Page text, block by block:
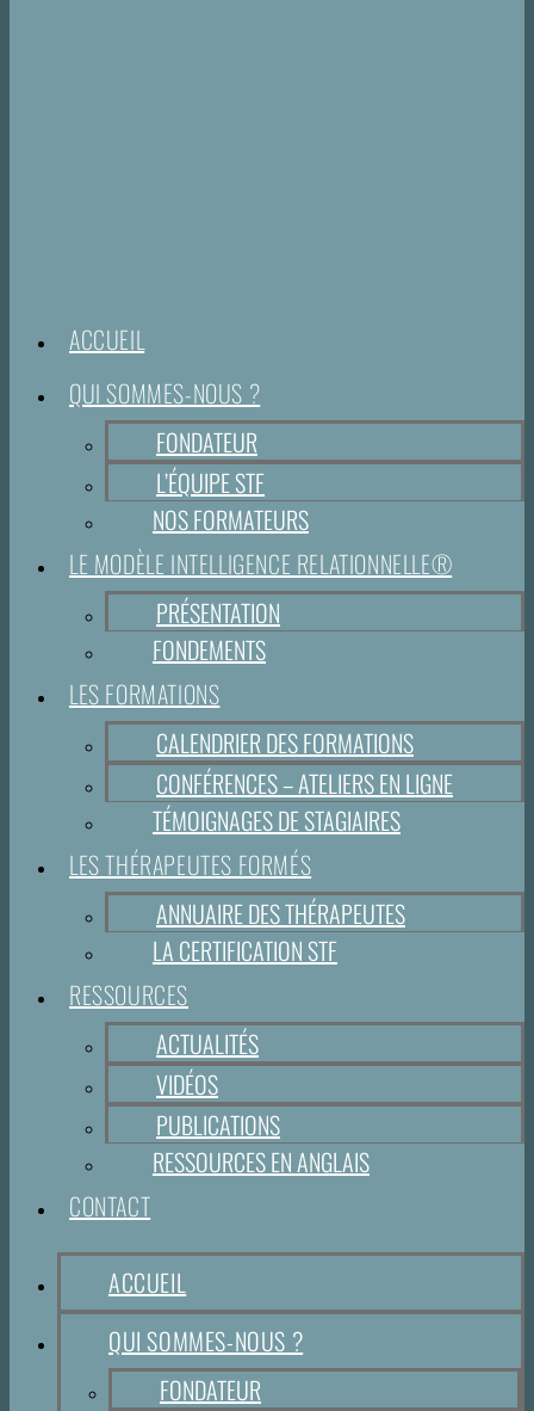
ACCUEIL
QUI SOMMES-NOUS ?
FONDATEUR
L’ÉQUIPE STF
NOS FORMATEURS
LE MODÈLE INTELLIGENCE RELATIONNELLE®
PRÉSENTATION
FONDEMENTS
LES FORMATIONS
CALENDRIER DES FORMATIONS
CONFÉRENCES – ATELIERS EN LIGNE
TÉMOIGNAGES DE STAGIAIRES
LES THÉRAPEUTES FORMÉS
ANNUAIRE DES THÉRAPEUTES
LA CERTIFICATION STF
RESSOURCES
ACTUALITÉS
VIDÉOS
PUBLICATIONS
RESSOURCES EN ANGLAIS
CONTACT
ACCUEIL
QUI SOMMES-NOUS ?
FONDATEUR